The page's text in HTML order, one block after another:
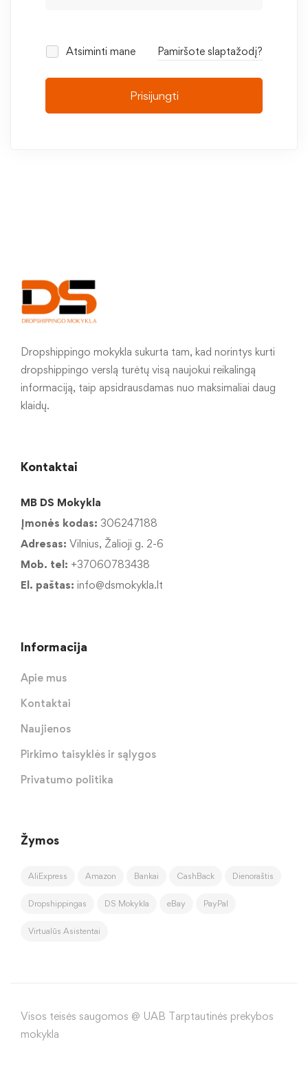
Atsiminti mane Pamiršote slaptažodį?
Prisijungti
Dropshippingo mokykla sukurta tam, kad norintys kurti
dropshippingo verslą turėtų visą naujokui reikalingą
informaciją, taip apsidrausdamas nuo maksimaliai daug
klaidų.
Kontaktai
MB DS Mokykla
Įmonės kodas: 306247188
Adresas: Vilnius, Žalioji g. 2-6
Mob. tel: +37060783438
El. paštas: info@dsmokykla.lt
Informacija
Apie mus
Kontaktai
Naujienos
Pirkimo taisyklės ir sąlygos
Privatumo politika
Žymos
AliExpress Amazon Bankai CashBack Dienoraštis
Dropshippingas DS Mokykla eBay PayPal
Virtualūs Asistentai
Visos teisės saugomos @ UAB Tarptautinės prekybos
mokykla